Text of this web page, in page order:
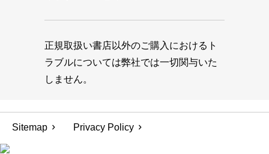
正規取扱い書店以外のご購入におけるト
ラブルについては弊社では一切関与いた
しません。
Sitemap Privacy Policy